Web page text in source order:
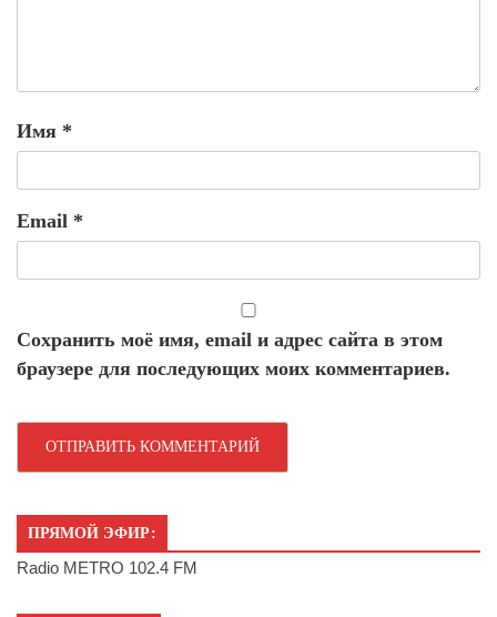
Имя *
Email *
Сохранить моё имя, email и адрес сайта в этом
браузере для последующих моих комментариев.
ПРЯМОЙ ЭФИР:
Radio METRO 102.4 FM